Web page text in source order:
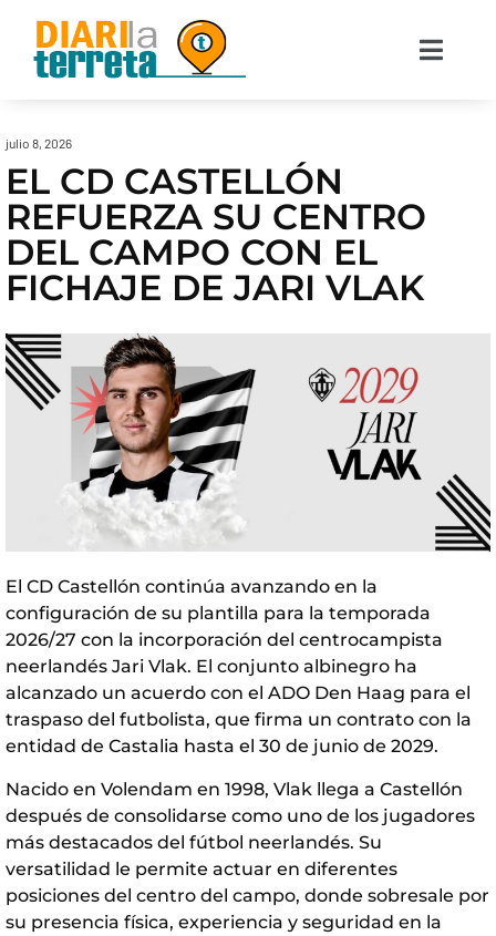
julio 8, 2026
EL CD CASTELLÓN
REFUERZA SU CENTRO
DEL CAMPO CON EL
FICHAJE DE JARI VLAK
El CD Castellón continúa avanzando en la
configuración de su plantilla para la temporada
2026/27 con la incorporación del centrocampista
neerlandés Jari Vlak. El conjunto albinegro ha
alcanzado un acuerdo con el ADO Den Haag para el
traspaso del futbolista, que firma un contrato con la
entidad de Castalia hasta el 30 de junio de 2029.
Nacido en Volendam en 1998, Vlak llega a Castellón
después de consolidarse como uno de los jugadores
más destacados del fútbol neerlandés. Su
versatilidad le permite actuar en diferentes
posiciones del centro del campo, donde sobresale por
su presencia física, experiencia y seguridad en la